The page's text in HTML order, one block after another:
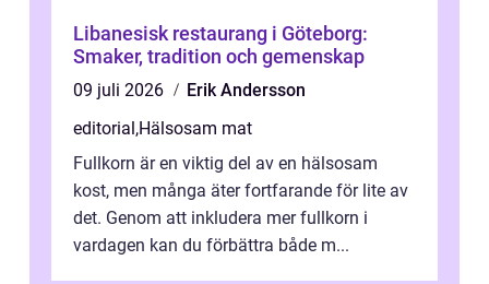
Libanesisk restaurang i Göteborg:
Smaker, tradition och gemenskap
09 juli 2026
Erik Andersson
editorial,Hälsosam mat
Fullkorn är en viktig del av en hälsosam
kost, men många äter fortfarande för lite av
det. Genom att inkludera mer fullkorn i
vardagen kan du förbättra både m...